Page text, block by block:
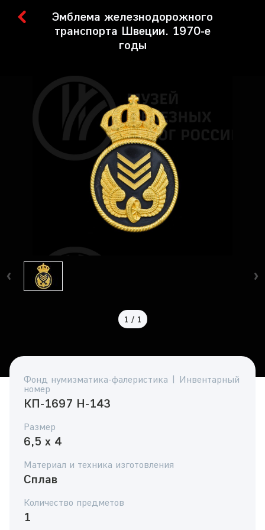
Эмблема железнодорожного
транспорта Швеции. 1970-е
годы
1 / 1
Фонд нумизматика-фалеристика | Инвентарный
номер
КП-1697 Н-143
Размер
6,5 х 4
Материал и техника изготовления
Сплав
Количество предметов
1